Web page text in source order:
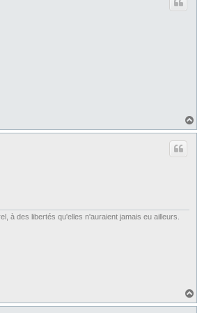
a
à des libertés qu'elles n'auraient jamais eu ailleurs.
a